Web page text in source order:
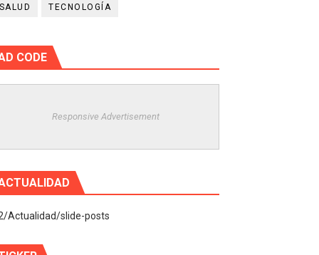
SALUD TECNOLOGÍA
CODE
Responsive Advertisement
Actualidad/slide-posts